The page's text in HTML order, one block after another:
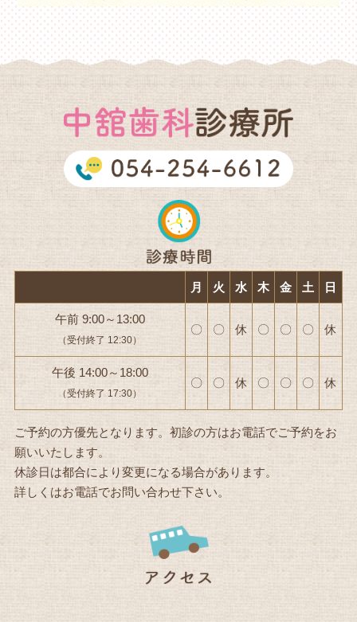
月 火 水 木 金 土 日
午前 9:00～13:00
（受付終了 12:30）
〇 〇 休 〇 〇 〇 休
午後 14:00～18:00
（受付終了 17:30）
〇 〇 休 〇 〇 〇 休
ご予約の方優先となります。初診の方はお電話でご予約をお
願いいたします。
休診日は都合により変更になる場合があります。
詳しくはお電話でお問い合わせ下さい。